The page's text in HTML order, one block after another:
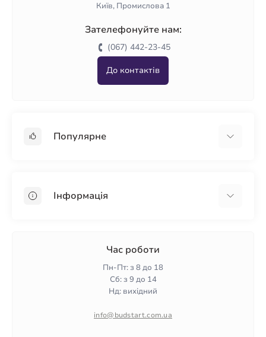
Київ, Промислова 1
Зателефонуйте нам:
(067) 442-23-45
До контактів
Популярне
ПінопластІнформація
Гарантія та повернення
Політика конфіденційності
Час роботи
Пн-Пт: з 8 до 18
Сб: з 9 до 14
Нд: вихідний
info@budstart.com.ua